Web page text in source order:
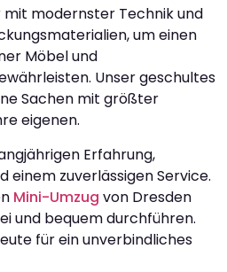
modernster Technik und
um einen
Möbel und
Unser geschultes
Sachen mit größter
eigenen.
Erfahrung,
einem zuverlässigen Service.
Mini-Umzug von Dresden
und bequem durchführen.
für ein unverbindliches